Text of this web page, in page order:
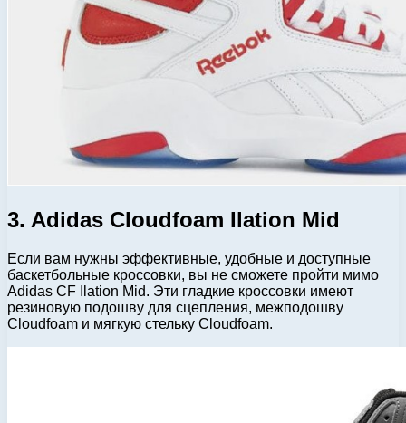
3. Adidas Cloudfoam Ilation Mid
Если вам нужны эффективные, удобные и доступные
баскетбольные кроссовки, вы не сможете пройти мимо
Adidas CF Ilation Mid. Эти гладкие кроссовки имеют
резиновую подошву для сцепления, межподошву
Cloudfoam и мягкую стельку Cloudfoam.